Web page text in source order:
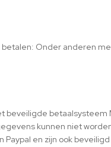
Onder anderen
beveiligde betaalsysteem
kunnen niet
en zijn ook beveiligd